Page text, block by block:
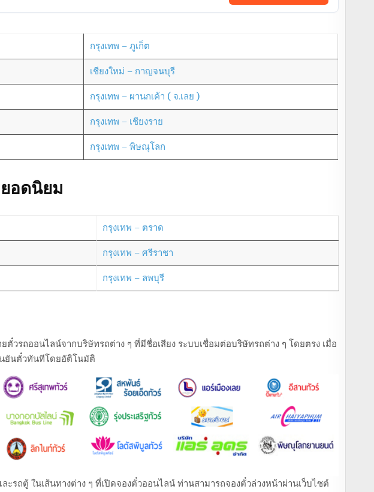
กรุงเทพ – ภูเก็ต
เชียงใหม่ – กาญจนบุรี
กรุงเทพ – ผานกเค้า ( จ.เลย )
กรุงเทพ – เชียงราย
กรุงเทพ – พิษณุโลก
อดนิยม
กรุงเทพ – ตราด
กรุงเทพ – ศรีราชา
กรุงเทพ – ลพบุรี
วรถออนไลน์จากบริษัทรถต่าง ๆ ที่มีชื่อเสียง ระบบเชื่อมต่อบริษัทรถต่าง ๆ โดยตรง เมื่อ
นยันตั๋วทันทีโดยอัติโนมัติ
รถตู้ ในเส้นทางต่าง ๆ ที่เปิดจองตั๋วออนไลน์ ท่านสามารถจองตั๋วล่วงหน้าผ่านเว็บไซต์